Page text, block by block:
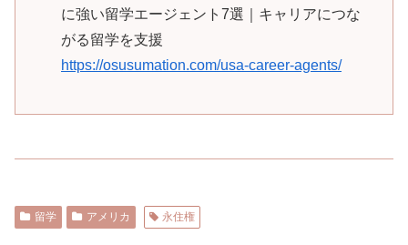
に強い留学エージェント7選｜キャリアにつな
がる留学を支援
https://osusumation.com/usa-career-agents/
留学 アメリカ 永住権